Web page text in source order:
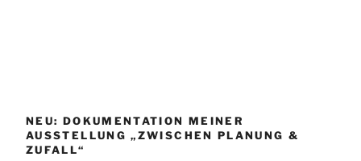
NEU: DOKUMENTATION MEINER
AUSSTELLUNG „ZWISCHEN PLANUNG &
ZUFALL“